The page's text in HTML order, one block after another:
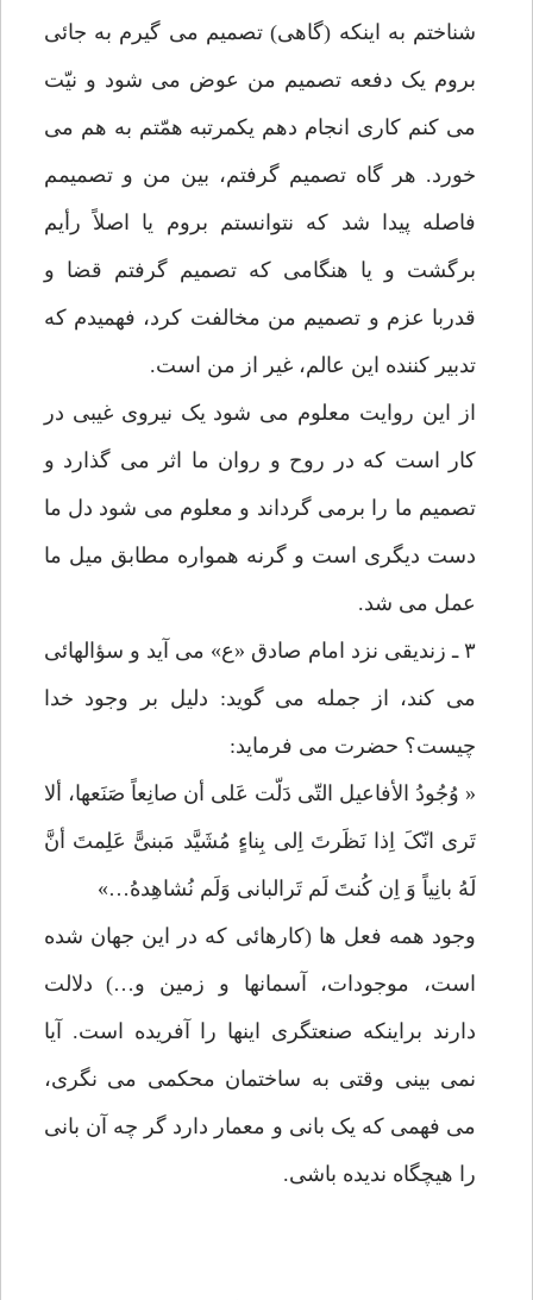
شناختم به اینکه (گاهی) تصمیم می گیرم به جائی
بروم یک دفعه تصمیم من عوض می شود و نیّت
می کنم کاری انجام دهم یکمرتبه همّتم به هم می
خورد. هر گاه تصمیم گرفتم، بین من و تصمیمم
فاصله پیدا شد که نتوانستم بروم یا اصلاً رأیم
برگشت و یا هنگامی که تصمیم گرفتم قضا و
قدربا عزم و تصمیم من مخالفت کرد، فهمیدم که
تدبیر کننده این عالم، غیر از من است.
از این روایت معلوم می شود یک نیروی غیبی در
کار است که در روح و روان ما اثر می گذارد و
تصمیم ما را برمی گرداند و معلوم می شود دل ما
دست دیگری است و گرنه همواره مطابق میل ما
عمل می شد.
۳ ـ زندیقی نزد امام صادق «ع» می آید و سؤالهائی
می کند، از جمله می گوید: دلیل بر وجود خدا
چیست؟ حضرت می فرماید:
« وُجُودُ الأفاعیل التّی دَلّت عَلی أن صانِعاً صَنَعها، ألا
تَری انّکَ اِذا نَظَرتَ اِلی بِناءٍ مُشَیَّد مَبنیًّ عَلِمتَ أنَّ
لَهُ بانِیاً وَ اِن کُنتَ لَم تَرالبانی وَلَم نُشاهِدهُ…»
وجود همه فعل ها (کارهائی که در این جهان شده
است، موجودات، آسمانها و زمین و…) دلالت
دارند براینکه صنعتگری اینها را آفریده است. آیا
نمی بینی وقتی به ساختمان محکمی می نگری،
می فهمی که یک بانی و معمار دارد گر چه آن بانی
را هیچگاه ندیده باشی.